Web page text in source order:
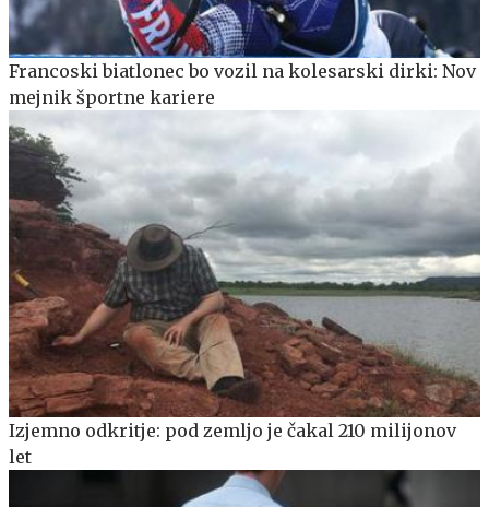
Francoski biatlonec bo vozil na kolesarski dirki: Nov
mejnik športne kariere
Izjemno odkritje: pod zemljo je čakal 210 milijonov
let